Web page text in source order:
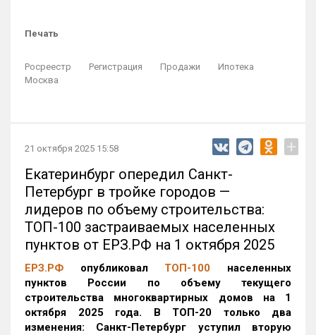
Печать
Росреестр Регистрация Продажи
Ипотека
Москва
21 октября 2025 15:58 +
Екатеринбург опередил Санкт-
Петербург в тройке городов —
лидеров по объему строительства:
ТОП-100 застраиваемых населенных
пунктов от ЕРЗ.РФ на 1 октября 2025
ЕРЗ.РФ опубликовал ТОП-100 населенных
пунктов России по объему текущего
строительства многоквартирных домов на 1
октября 2025 года. В ТОП-20 только два
изменения: Санкт-Петербург уступил вторую